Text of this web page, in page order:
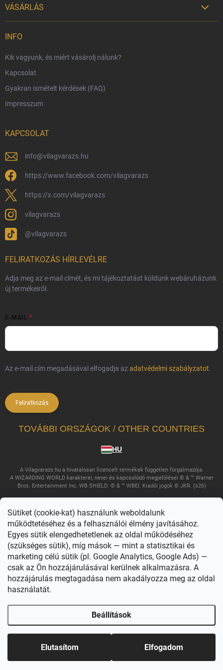
Sütiket (cookie-kat) használunk weboldalunk
működtetéséhez és a felhasználói élmény javításához.
Egyes sütik elengedhetetlenek az oldal működéséhez
(szükséges sütik), míg mások — mint a statisztikai és
marketing célú sütik (pl. Google Analytics, Google Ads) —
csak az Ön hozzájárulásával kerülnek alkalmazásra. A
hozzájárulás megtagadása nem akadályozza meg az oldal
használatát.
Beállítások
Elutasítom Elfogadom
VÁSÁRLÁS 
Harry Potter bolt Magyarország
Rendelésem
Reklamáció és visszáru
Hűségprogram
Általános Szerződési Feltételek
Adatvédelmi feltételek
Védjegyek és szerzői jogok
Fémjelzés és nemesfém-tájékoztató
INFO
Kik vagyunk, és miért vásárolj nálunk?
Kapcsolat
Gyakran ismételt kérdések (FAQ)
Impresszum
KAPCSOLAT
info@vilagvarazs.hu
https://www.facebook.com/vilagvarazs
https://x.com/vilagvarazs
vilagvarazs
@vilagvarazs
FELIRATKOZÁS HÍRLEVÉLRE
Adja meg az e-mail címét, és mi tájékoztatást küldünk webáruházunk
új termékeiről.
E-MAIL
Az e-mail cím megadásával elfogadja azadatvédelmi szabályzatot.
Feliratkozás
TOVÁBBI ORSZÁGOK / OTHER COUNTRIES
HU
A Vilagvarazs.hu a hivatalosan licencelt termékek független forgalmazója.
A WIZARDING WORLD karakterei, nevei és kapcsolódó megjelölései © & ™ Warner
Bros. Entertainment Inc. WB SHIELD: © & ™ WBEI. Kiadói jogok © JKR. (s26)
Copyright 2026Világvarázs. Minden jog fenntartva.Süti beállítások
szerkesztése